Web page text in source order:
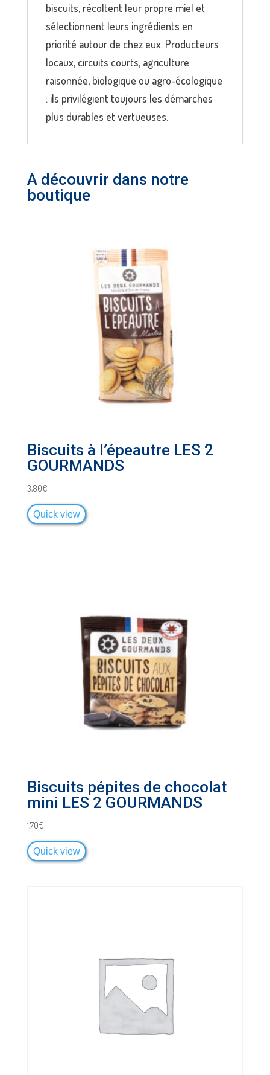
biscuits, récoltent leur propre miel et
sélectionnent leurs ingrédients en
priorité autour de chez eux. Producteurs
locaux, circuits courts, agriculture
raisonnée, biologique ou agro-écologique
: ils privilégient toujours les démarches
plus durables et vertueuses.
A découvrir dans notre
boutique
Biscuits à l’épeautre LES 2
GOURMANDS
3,80€
Quick view
Biscuits pépites de chocolat
mini LES 2 GOURMANDS
1,70€
Quick view